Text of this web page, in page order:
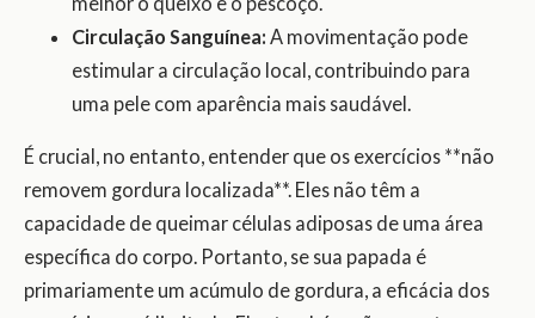
Circulação Sanguínea: A movimentação pode
estimular a circulação local, contribuindo para
uma pele com aparência mais saudável.
É crucial, no entanto, entender que os exercícios **não
removem gordura localizada**. Eles não têm a
capacidade de queimar células adiposas de uma área
específica do corpo. Portanto, se sua papada é
primariamente um acúmulo de gordura, a eficácia dos